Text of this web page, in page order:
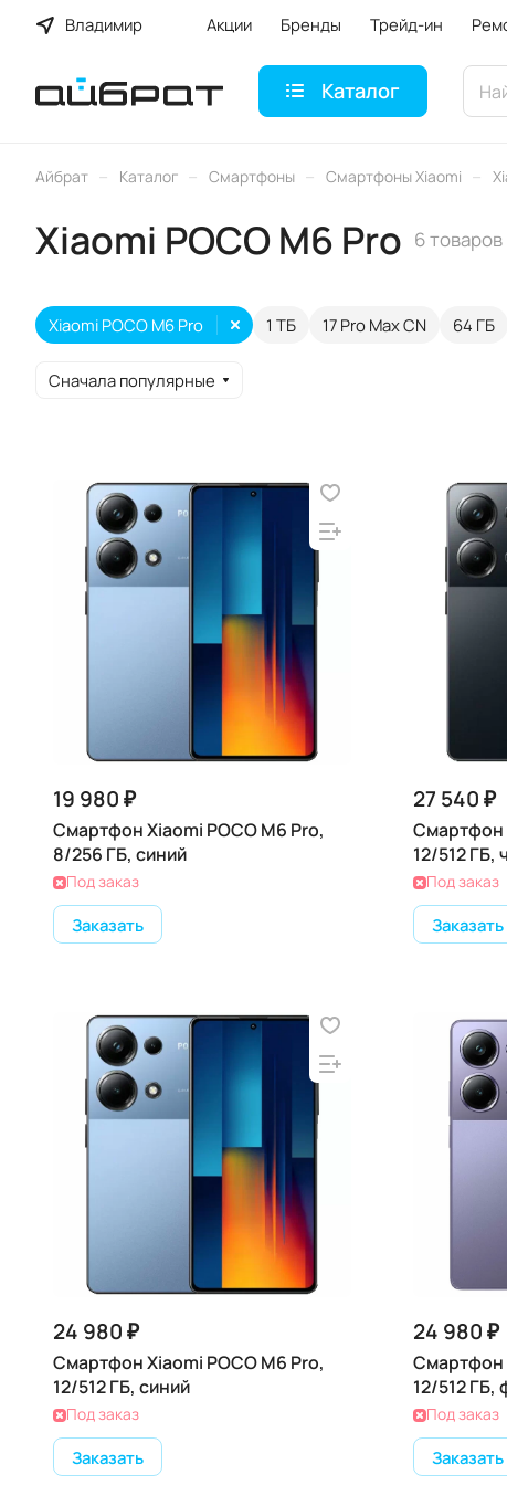
Владимир Акции Бренды Трейд-ин
Каталог
Айбрат – Каталог – Смартфоны – Смартфоны Xiaomi –
Xiaomi POCO M6 Pro 6 товаров
1 ТБ 17 Pro Max CN 64 ГБ
Xiaomi POCO M6 Pro
Сначала популярные
19 980 ₽
Смартфон Xiaomi POCO M6 Pro,
8/256 ГБ, синий
Под заказ
Заказать
27 540 ₽
Смартфон
12/512 ГБ,
Под заказ
Заказать
24 980 ₽
Смартфон Xiaomi POCO M6 Pro,
12/512 ГБ, синий
Под заказ
Заказать
24 980 ₽
Смартфон
12/512 ГБ,
Под заказ
Заказать